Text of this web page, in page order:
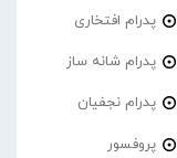
پدرام افتخاری
پدرام شانه ساز
پدرام نجفیان
پروفسور